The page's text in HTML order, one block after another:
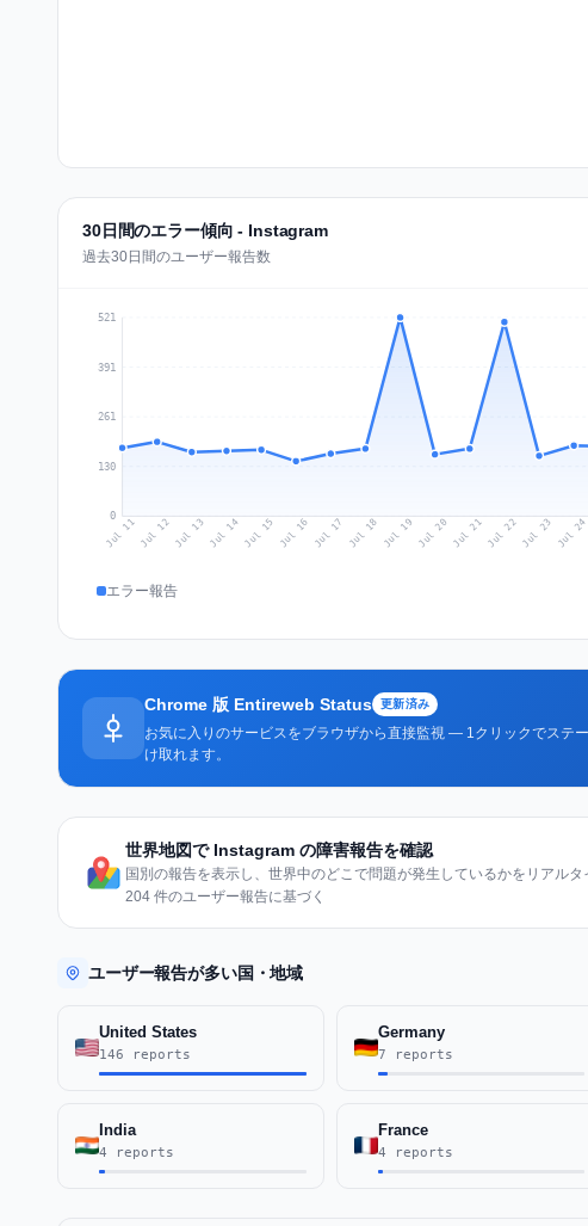
30日間のエラー傾向 - Instagram
過去30日間のユーザー報告数
0
130
261
391
521
Jul 11Jul 12Jul 13 Jul 14Jul 15 Jul 16 Jul 17 Jul 18 Jul 19 Jul 20 Jul 21Jul 22Jul 23 Jul 24
エラー報告
Chrome 版 Entireweb Status 更新済み
お気に入りのサービスをブラウザから直接監視 — 1クリックでステ
け取れます。
世界地図で Instagram の障害報告を確認
国別の報告を表示し、世界中のどこで問題が発生しているかをリアル
204 件のユーザー報告に基づく
ユーザー報告が多い国・地域
United States
146 reports
Germany
7 reports
India
4 reports
France
4 reports